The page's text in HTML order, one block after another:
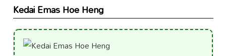
Kedai Emas Hoe Heng